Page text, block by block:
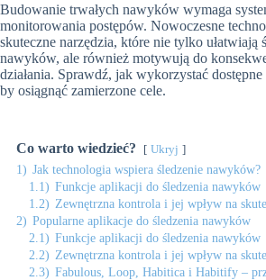
Budowanie trwałych nawyków wymaga
monitorowania postępów. Nowoczesne
skuteczne narzędzia, które nie tylko ułatwiają
nawyków, ale również motywują do
działania. Sprawdź, jak wykorzystać
by osiągnąć zamierzone cele.
Co warto wiedzieć? Ukryj
1) Jak technologia wspiera śledzenie nawyków?
1.1) Funkcje aplikacji do śledzenia nawyków
1.2) Zewnętrzna kontrola i jej wpływ na
2) Popularne aplikacje do śledzenia nawyków
2.1) Funkcje aplikacji do śledzenia nawyków
2.2) Zewnętrzna kontrola i jej wpływ na
2.3) Fabulous, Loop, Habitica i Habitify –